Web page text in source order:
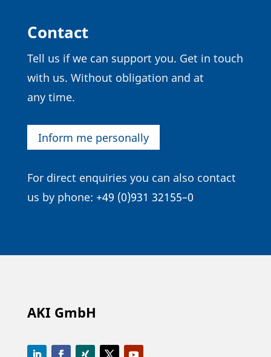
Contact
Tell us if we can support you. Get in touch
with us. Without obli­ga­tion and at
any time.
Inform me personally
For direct enqui­ries you can also contact
us by phone: +49 (0)931 32155–0
AKI GmbH